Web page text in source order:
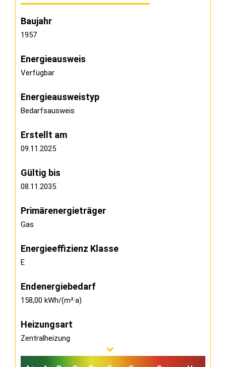
Baujahr
1957
Energieausweis
Verfügbar
Energie­ausweistyp
Bedarfsausweis
Erstellt am
09.11.2025
Gültig bis
08.11.2035
Primärenergieträger
Gas
Energieeffizienz Klasse
E
Endenergiebedarf
158,00 kWh/(m²·a)
Heizungsart
Zentralheizung